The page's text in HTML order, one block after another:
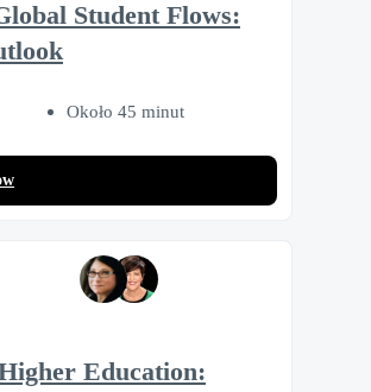
Student Flows:
Około 45 minut
Education: